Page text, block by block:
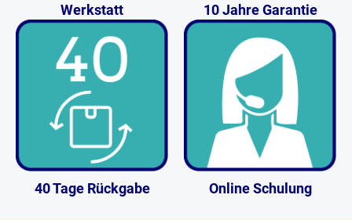
Werkstatt 10 Jahre Garantie
40 Tage Rückgabe Online Schulung